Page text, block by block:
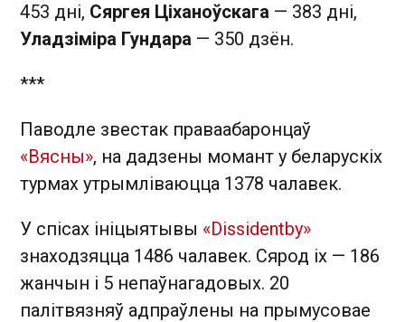
453 дні, Сяргея Ціханоўскага — 383 дні,
Уладзіміра Гундара — 350 дзён.
***
Паводле звестак праваабаронцаў
«Вясны», на дадзены момант у беларускіх
турмах утрымліваюцца 1378 чалавек.
У спісах ініцыятывы «Dissidentby»
знаходзяцца 1486 чалавек. Сярод іх — 186
жанчын і 5 непаўнагадовых. 20
палітвязняў адпраўлены на прымусовае